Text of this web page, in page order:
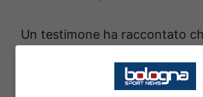
Un testimone ha raccontato
senza successo immediato.